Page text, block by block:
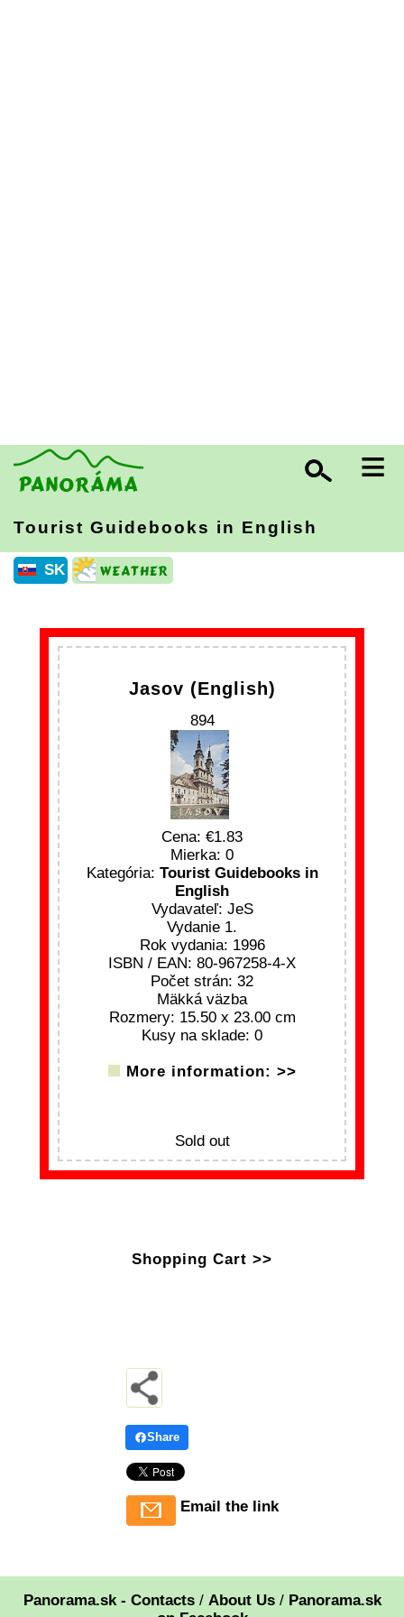
≡
Tourist Guidebooks in English
SK
Jasov (English)
894
Cena:
1.83
Mierka: 0
Kategória: Tourist Guidebooks in
English
Vydavateľ: JeS
Vydanie 1.
Rok vydania: 1996
ISBN / EAN: 80-967258-4-X
Počet strán: 32
Mäkká väzba
Rozmery: 15.50 x 23.00 cm
Kusy na sklade: 0
More information: >>
Sold out
Shopping Cart >>
Share
Email the link
Panorama.sk - Contacts/ About Us/ Panorama.sk